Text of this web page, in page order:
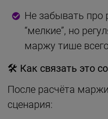
Не забывать про
“мелкие”, но
маржу тише
🛠 Как связать это
После расчёта
сценария: